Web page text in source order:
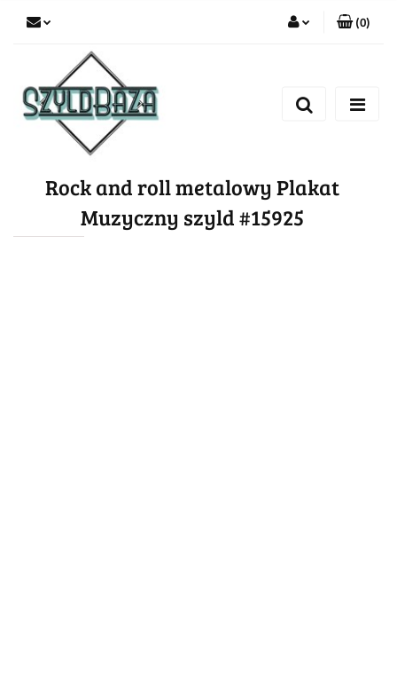
Zarejestruj się
(0)
Rock and roll metalowy Plakat
Muzyczny szyld #15925